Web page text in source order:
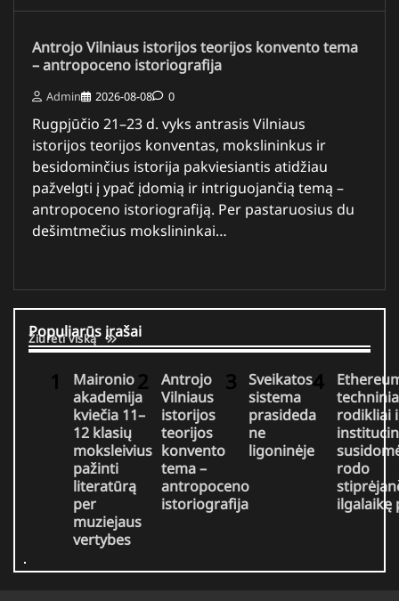
Antrojo Vilniaus istorijos teorijos konvento tema
– antropoceno istoriografija
Admin 2026-08-08 0
Rugpjūčio 21–23 d. vyks antrasis Vilniaus
istorijos teorijos konventas, mokslininkus ir
besidominčius istorija pakviesiantis atidžiau
pažvelgti į ypač įdomią ir intriguojančią temą –
antropoceno istoriografiją. Per pastaruosius du
dešimtmečius mokslininkai…
Populiarūs įrašai
Žiūrėti viską
Maironio
akademija
kviečia 11–
12 klasių
moksleivius
pažinti
literatūrą
per
muziejaus
vertybes
Antrojo
Vilniaus
istorijos
teorijos
konvento
tema –
antropoceno
istoriografija
Sveikatos
sistema
prasideda
ne
ligoninėje
rodikliai
rodo
ilgalaikę